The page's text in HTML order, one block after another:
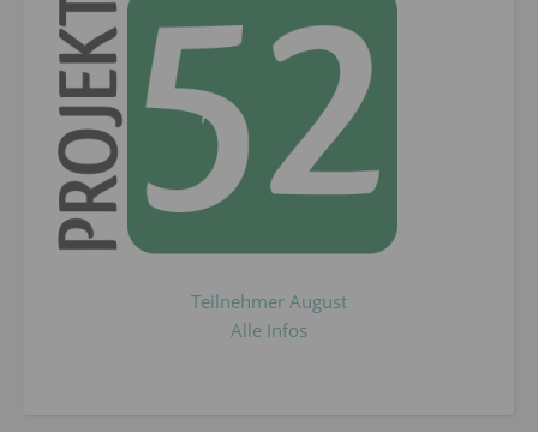
Teilnehmer August
Alle Infos